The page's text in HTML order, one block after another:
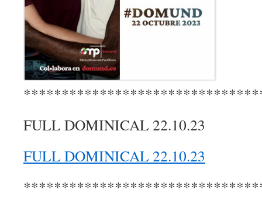
FULL DOMINICAL 22.10.23
FULL DOMINICAL 22.10.23